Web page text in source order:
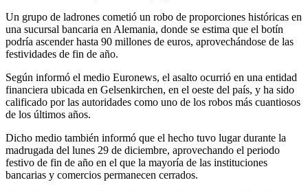
Un grupo de ladrones cometió un robo de proporciones históricas en
una sucursal bancaria en Alemania, donde se estima que el botín
podría ascender hasta 90 millones de euros, aprovechándose de las
festividades de fin de año.
Según informó el medio Euronews, el asalto ocurrió en una entidad
financiera ubicada en Gelsenkirchen, en el oeste del país, y ha sido
calificado por las autoridades como uno de los robos más cuantiosos
de los últimos años.
Dicho medio también informó que el hecho tuvo lugar durante la
madrugada del lunes 29 de diciembre, aprovechando el periodo
festivo de fin de año en el que la mayoría de las instituciones
bancarias y comercios permanecen cerrados.